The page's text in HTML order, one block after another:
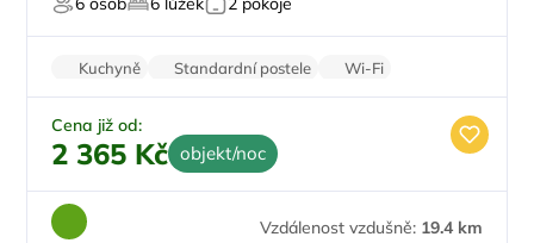
Pro rybáře
Kuchyně Standardní postele
Wi-Fi
Koupelna
Parkování zdarma
Cena již od:
2 365 Kč objekt/noc
Vzdálenost vzdušně: 19.4 km